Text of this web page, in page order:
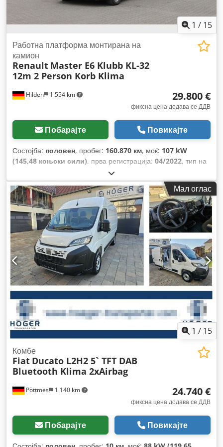
1 / 15
Hilden 1.554 km
Работна платформа монтирана на
камион
Renault Master E6 Klubb KL-32
12m 2 Person Korb Klima
29.800 €
фиксна цена додава се ДДВ
Побарајте Повикајте
Состојба: половен, пробег: 160.870 км, моќ: 107 kW
(145,48 коњски сили), прва регистрација: 04/2022, тип на
, празна тежина:
носивост на товар:460 кг, вкупна тежина:3.500 кг,
конфигурација на оските:4x2, боја:бело , кабина на
возачот:друго , тип на пренос:механички, емисиона
класа:Еуро 6, суспензија:челик, број на седишта:2,
работни часови:1.349 h, Опрема:
ABS, борден компјутер,
електронска програма за стабилност (ESP), клизна
врата, клима уред, приклучок за приколка, систем за
контрола на влечењето, темпомат, филтер за сажење,
хидраулични системи ,
Мал оглас
1 / 15
Pöttmes 1.140 km
Комбе
Fiat Ducato L2H2 5` TFT DAB
Bluetooth Klima 2xAirbag
24.740 €
фиксна цена додава се ДДВ
Побарајте Повикајте